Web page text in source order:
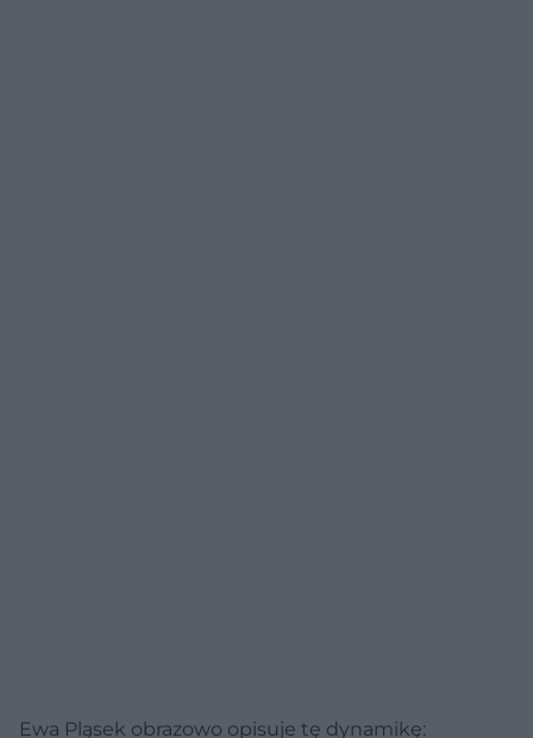
Ewa Pląsek obrazowo opisuje tę dynamikę: